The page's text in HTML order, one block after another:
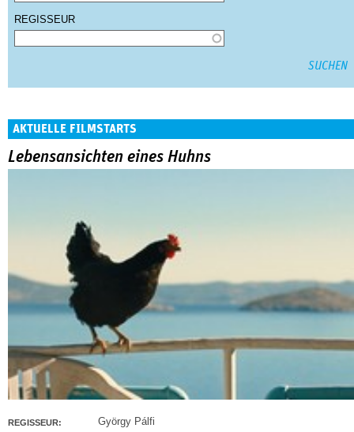
REGISSEUR
AKTUELLE FILMSTARTS
Lebensansichten eines Huhns
REGISSEUR: György Pálfi